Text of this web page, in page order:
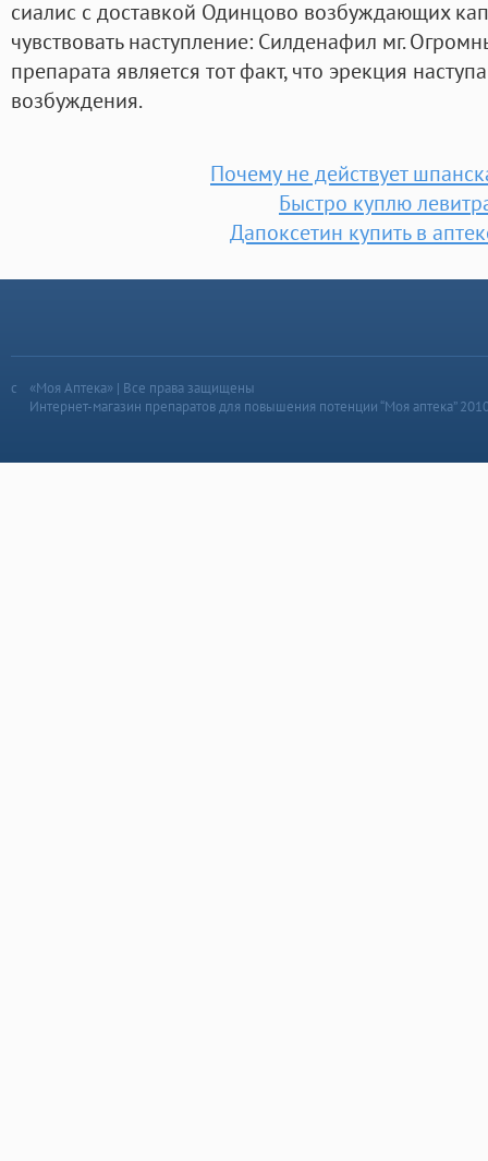
сиалис с доставкой Одинцово возбуждающих
чувствовать наступление: Силденафил мг.
препарата является тот факт, что эрекция
возбуждения.
Почему не действует
Быстро куплю
Дапоксетин купить в
«Моя Аптека» | Все права защищены
Интернет-магазин препаратов для повышения потенции “Моя аптека”